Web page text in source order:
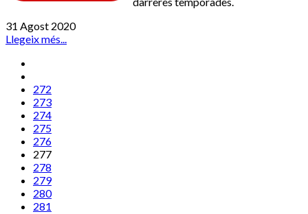
31 Agost 2020
Llegeix més...
272
273
274
275
276
277
278
279
280
281